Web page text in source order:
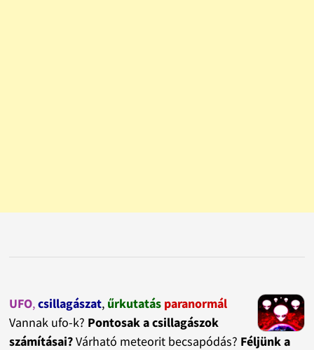
UFO,csillagászat, űrkutatás paranormál
Vannak ufo-k? Pontosak a csillagászok
számításai?Várható meteorit becsapódás? Féljünk a